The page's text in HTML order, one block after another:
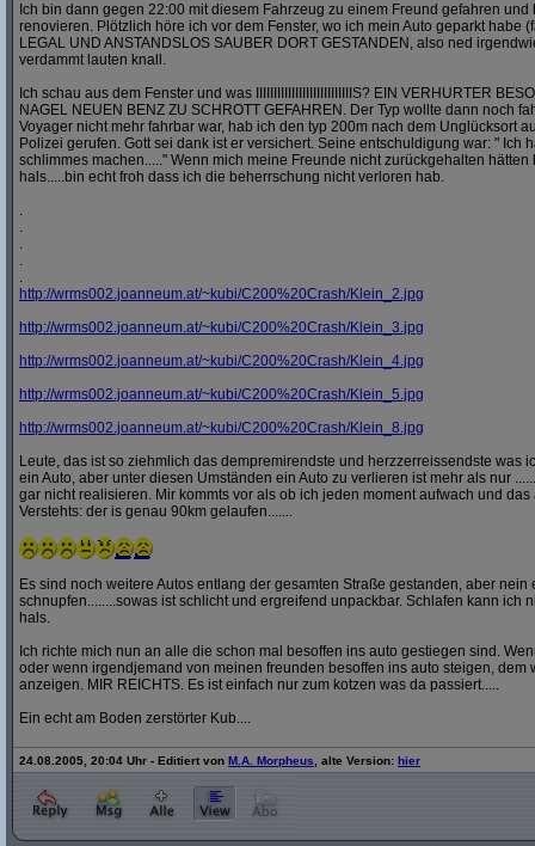
Ich bin dann gegen 22:00 mit diesem Fahrzeug zu einem Freund gefahren
renovieren. Plötzlich höre ich vor dem Fenster, wo ich mein Auto geparkt habe
LEGAL UND ANSTANDSLOS SAUBER DORT GESTANDEN, also ned
verdammt lauten knall.
Ich schau aus dem Fenster und was IIIIIIIIIIIIIIIIIIIIIIIIIIIS? EIN VERHURTER
NAGEL NEUEN BENZ ZU SCHROTT GEFAHREN. Der Typ wollte dann noch
Voyager nicht mehr fahrbar war, hab ich den typ 200m nach dem Unglücksort
Polizei gerufen. Gott sei dank ist er versichert. Seine entschuldigung war: " Ich
schlimmes machen....." Wenn mich meine Freunde nicht zurückgehalten
hals.....bin echt froh dass ich die beherrschung nicht verloren hab.
.
.
.
.
.
http://wrms002.joanneum.at/~kubi/C200%20Crash/Klein_2.jpg
http://wrms002.joanneum.at/~kubi/C200%20Crash/Klein_3.jpg
http://wrms002.joanneum.at/~kubi/C200%20Crash/Klein_4.jpg
http://wrms002.joanneum.at/~kubi/C200%20Crash/Klein_5.jpg
http://wrms002.joanneum.at/~kubi/C200%20Crash/Klein_8.jpg
Leute, das ist so ziehmlich das dempremirendste und herzzerreissendste was
ein Auto, aber unter diesen Umständen ein Auto zu verlieren ist mehr als nur
gar nicht realisieren. Mir kommts vor als ob ich jeden moment aufwach und das
Verstehts: der is genau 90km gelaufen.......
Es sind noch weitere Autos entlang der gesamten Straße gestanden, aber nein
schnupfen........sowas ist schlicht und ergreifend unpackbar. Schlafen kann ich
hals.
Ich richte mich nun an alle die schon mal besoffen ins auto gestiegen sind.
oder wenn irgendjemand von meinen freunden besoffen ins auto steigen, dem
anzeigen. MIR REICHTS. Es ist einfach nur zum kotzen was da passiert.....
Ein echt am Boden zerstörter Kub....
24.08.2005, 20:04 Uhr - Editiert von M.A. Morpheus , alte Version: hier